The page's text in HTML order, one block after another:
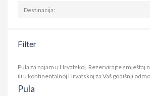
Filter
Pula za najam u Hrvatskoj. Rezervirajte smještaj
ili u kontinentalnoj Hrvatskoj za Vaš godišnji
Pula